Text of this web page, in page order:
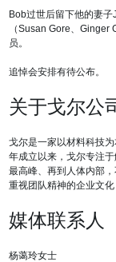
Bob过世后留下他的妻
（Susan Gore、
员。
追悼会安排有待公布。
关于戈尔公
戈尔是一家以材料科技
年成立以来，戈尔专注
最高峰、再到人体内部
重视团队精神的企业文化
媒体联系人
杨蔼玲女士